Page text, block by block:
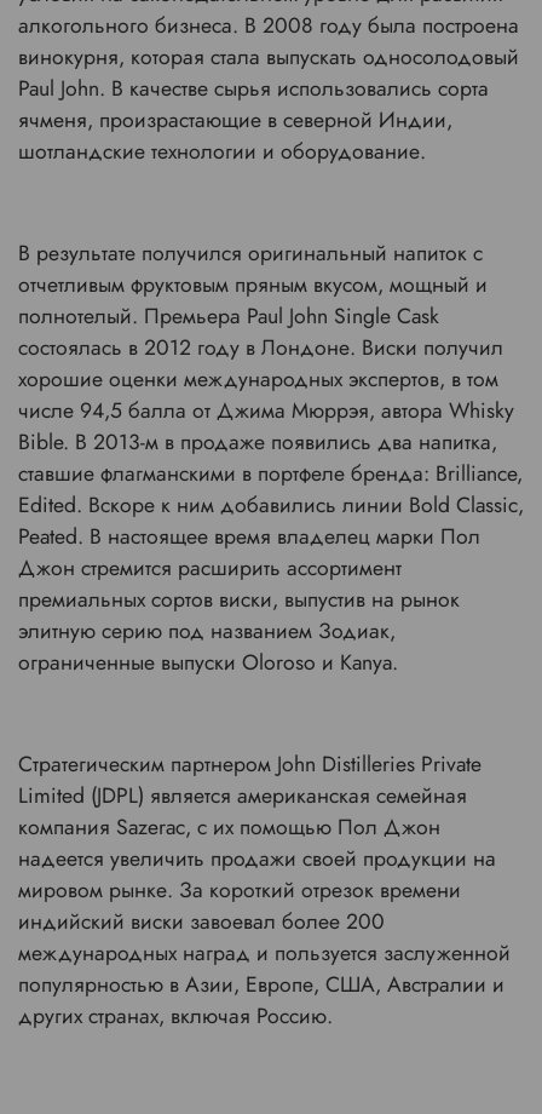
алкогольного бизнеса. В 2008 году была построена
винокурня, которая стала выпускать односолодовый
Paul John. В качестве сырья использовались сорта
ячменя, произрастающие в северной Индии,
шотландские технологии и оборудование.
В результате получился оригинальный напиток с
отчетливым фруктовым пряным вкусом, мощный и
полнотелый. Премьера Paul John Single Cask
состоялась в 2012 году в Лондоне. Виски получил
хорошие оценки международных экспертов, в том
числе 94,5 балла от Джима Мюррэя, автора Whisky
Bible. В 2013-м в продаже появились два напитка,
ставшие флагманскими в портфеле бренда: Brilliance,
Edited. Вскоре к ним добавились линии Bold Classic,
Peated. В настоящее время владелец марки Пол
Джон стремится расширить ассортимент
премиальных сортов виски, выпустив на рынок
элитную серию под названием Зодиак,
ограниченные выпуски Oloroso и Kanya.
Стратегическим партнером John Distilleries Private
Limited (JDPL) является американская семейная
компания Sazerac, с их помощью Пол Джон
надеется увеличить продажи своей продукции на
мировом рынке. За короткий отрезок времени
индийский виски завоевал более 200
международных наград и пользуется заслуженной
популярностью в Азии, Европе, США, Австралии и
других странах, включая Россию.